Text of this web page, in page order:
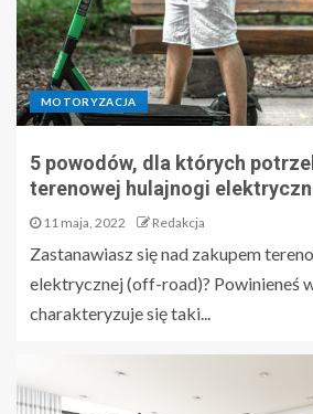
MOTORYZACJA
5 powodów, dla których
terenowej hulajnogi
11 maja, 2022 Redakcja
Zastanawiasz się nad zakupem
elektrycznej (off-road)? Powinieneś
charakteryzuje się taki...